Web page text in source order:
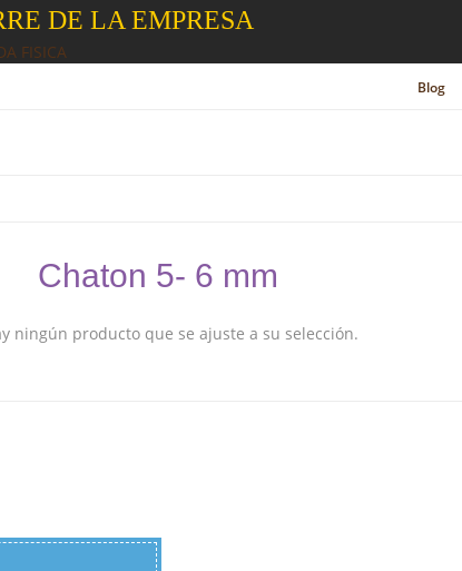
DE LA EMPRESA
FISICA
Blog
Chaton 5- 6 mm
ningún producto que se ajuste a su selección.